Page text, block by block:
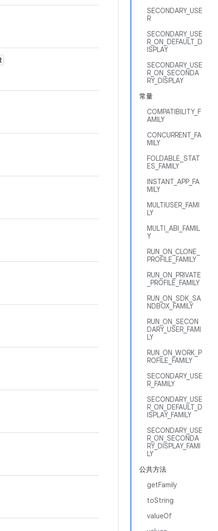
SECONDARY_USE
R
SECONDARY_USE
R_ON_DEFAULT_D
ISPLAY
SECONDARY_USE
R_ON_SECONDA
RY_DISPLAY
常量
COMPATIBILITY_F
AMILY
CONCURRENT_FA
MILY
FOLDABLE_STAT
ES_FAMILY
INSTANT_APP_FA
MILY
MULTIUSER_FAMI
LY
MULTI_ABI_FAMIL
Y
RUN_ON_CLONE_
PROFILE_FAMILY
RUN_ON_PRIVATE
_PROFILE_FAMILY
RUN_ON_SDK_SA
NDBOX_FAMILY
RUN_ON_SECON
DARY_USER_FAMI
LY
RUN_ON_WORK_P
ROFILE_FAMILY
SECONDARY_USE
R_FAMILY
SECONDARY_USE
R_ON_DEFAULT_D
ISPLAY_FAMILY
SECONDARY_USE
R_ON_SECONDA
RY_DISPLAY_FAMI
LY
公共方法
getFamily
toString
valueOf